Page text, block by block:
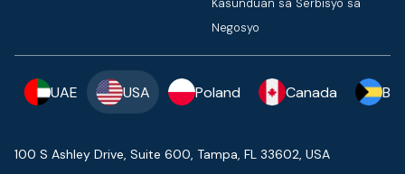
Kasunduan sa Serbisyo sa
Negosyo
UAE USA Poland Canada
100 S Ashley Drive, Suite 600, Tampa, FL 33602, USA